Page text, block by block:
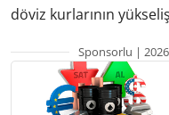
döviz kurlarının
Sponsorlu |